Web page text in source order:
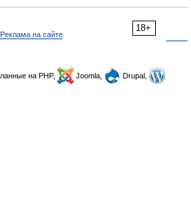
18+
Реклама на сайте
на PHP, Joomla,
Drupal,